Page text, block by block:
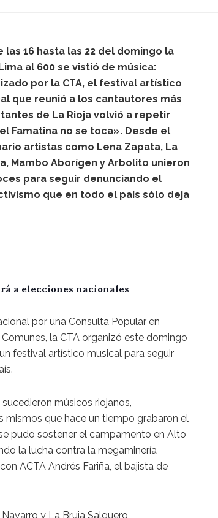
las 16 hasta las 22 del domingo la
al 600 se vistió de música:
por la CTA, el festival artístico
que reunió a los cantautores más
de La Rioja volvió a repetir
Famatina no se toca». Desde el
artistas como Lena Zapata, La
Mambo Aborígen y Arbolito unieron
para seguir denunciando el
que en todo el país sólo deja
a elecciones nacionales
por una Consulta Popular en
la CTA organizó este domingo
festival artístico musical para seguir
músicos riojanos,
mismos que hace un tiempo grabaron el
pudo sostener el campamento en Alto
la lucha contra la megaminería
ACTA Andrés Fariña, el bajista de
y La Bruja Salguero,